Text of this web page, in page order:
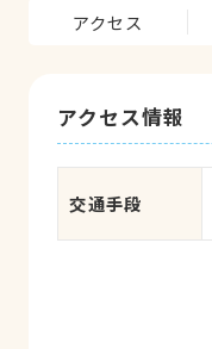
アクセス
アクセス情報
交通手段